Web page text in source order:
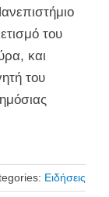
του
και
του
Ειδήσεις